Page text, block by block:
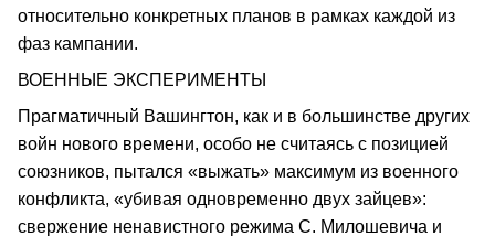
относительно конкретных планов в рамках каждой из
фаз кампании.
ВОЕННЫЕ ЭКСПЕРИМЕНТЫ
Прагматичный Вашингтон, как и в большинстве других
войн нового времени, особо не считаясь с позицией
союзников, пытался «выжать» максимум из военного
конфликта, «убивая одновременно двух зайцев»:
свержение ненавистного режима С. Милошевича и